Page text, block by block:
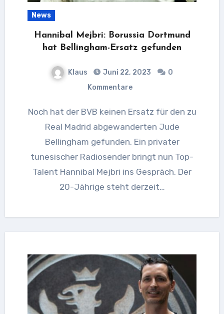
News
Hannibal Mejbri: Borussia Dortmund
hat Bellingham-Ersatz gefunden
Klaus Juni 22, 2023
0
Kommentare
Noch hat der BVB keinen Ersatz für den zu
Real Madrid abgewanderten Jude
Bellingham gefunden. Ein privater
tunesischer Radiosender bringt nun Top-
Talent Hannibal Mejbri ins Gespräch. Der
20-Jährige steht derzeit…